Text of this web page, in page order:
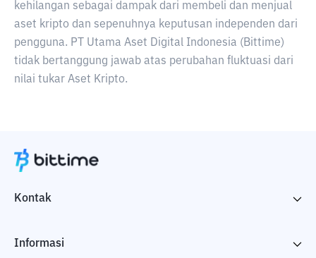
kehilangan sebagai dampak dari membeli dan menjual
aset kripto dan sepenuhnya keputusan independen dari
pengguna. PT Utama Aset Digital Indonesia (Bittime)
tidak bertanggung jawab atas perubahan fluktuasi dari
nilai tukar Aset Kripto.
Kontak
Informasi